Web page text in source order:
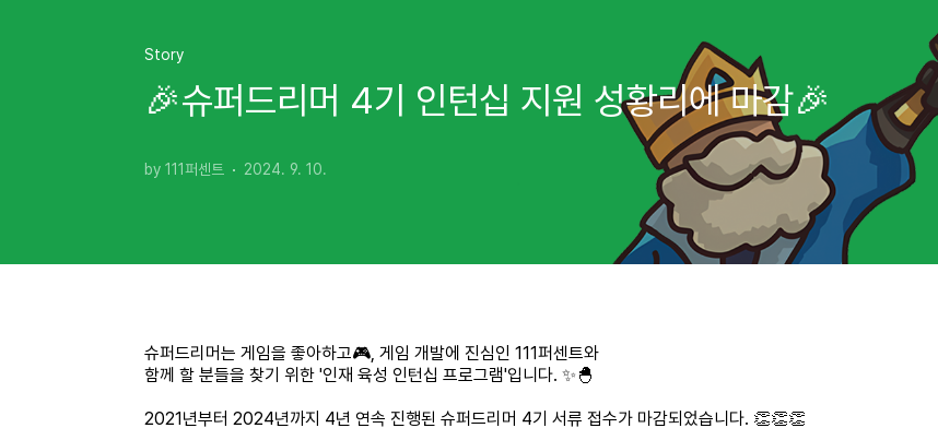
Story
🎉슈퍼드리머 4기 인턴십 지원 성황리에 마감🎉
by 111퍼센트 2024. 9. 10.
슈퍼드리머는 게임을 좋아하고🎮, 게임 개발에 진심인 111퍼센트와
함께 할 분들을 찾기 위한 '인재 육성 인턴십 프로그램'입니다. ✨🐣
2021년부터 2024년까지 4년 연속 진행된 슈퍼드리머 4기 서류 접수가 마감되었습니다. 👏👏👏